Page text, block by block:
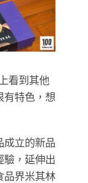
看到其他
有特色，想
成立的新品
驗，延伸出
品界米其林